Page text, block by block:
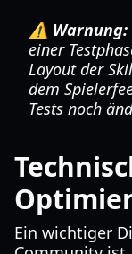
⚠️ Warnung:
einer
Layout der
dem
Tests noch
Ein wichtiger